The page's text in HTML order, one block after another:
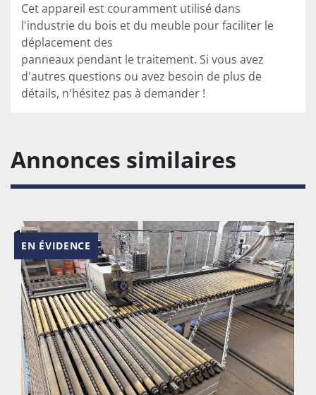
Cet appareil est couramment utilisé dans
l'industrie du bois et du meuble pour faciliter le
déplacement des
panneaux pendant le traitement. Si vous avez
d'autres questions ou avez besoin de plus de
détails, n'hésitez pas à demander !
Annonces similaires
EN ÉVIDENCE